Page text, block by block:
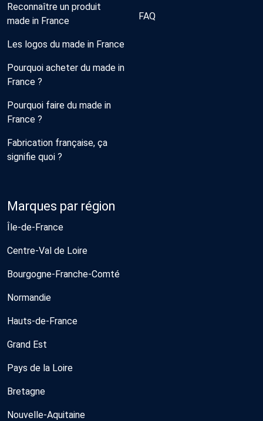
Reconnaître un produit
made in France
Les logos du made in France
Pourquoi acheter du made in
France ?
Pourquoi faire du made in
France ?
Fabrication française, ça
signifie quoi ?
FAQ
Marques par région
Île-de-France
Centre-Val de Loire
Bourgogne-Franche-Comté
Normandie
Hauts-de-France
Grand Est
Pays de la Loire
Bretagne
Nouvelle-Aquitaine